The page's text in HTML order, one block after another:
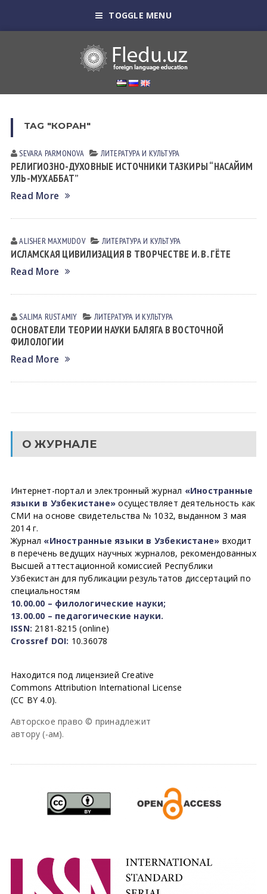
TOGGLE MENU
TAG "КОРАН"
SEVARA PARMONOVA ЛИТЕРАТУРА И КУЛЬТУРА
РЕЛИГИОЗНО-ДУХОВНЫЕ ИСТОЧНИКИ ТАЗКИРЫ “НАСАЙИМ
УЛЬ-МУХАББАТ”
Read More
ALISHER MAXMUDOV ЛИТЕРАТУРА И КУЛЬТУРА
ИСЛАМСКАЯ ЦИВИЛИЗАЦИЯ В ТВОРЧЕСТВЕ И. В. ГЁТЕ
Read More
SALIMA RUSTАMIY ЛИТЕРАТУРА И КУЛЬТУРА
ОСНОВАТЕЛИ ТЕОРИИ НАУКИ БАЛЯГА В ВОСТОЧНОЙ
ФИЛОЛОГИИ
Read More
О ЖУРНАЛЕ
Интернет-портал и электронный журнал «Иностранные
языки в Узбекистане» осуществляет деятельность как
СМИ на основе свидетельства № 1032, выданном 3 мая
2014 г.
Журнал «Иностранные языки в Узбекистане» входит
в перечень ведущих научных журналов, рекомендованных
Высшей аттестационной комиссией Республики
Узбекистан для публикации результатов диссертаций по
специальностям
10.00.00 – филологические науки;
13.00.00 – педагогические науки.
ISSN: 2181-8215 (online)
Crossref DOI: 10.36078
Находится под лицензией Creative
Commons Attribution International License
(CC BY 4.0).
Авторское право © принадлежит
автору (-ам).